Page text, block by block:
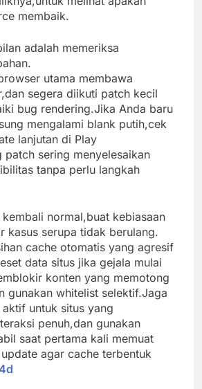
membaik.
adalah memeriksa
utama membawa
segera diikuti patch kecil
bug rendering.Jika Anda baru
mengalami blank putih,cek
lanjutan di Play
patch sering menyelesaikan
tanpa perlu langkah
kembali normal,buat kebiasaan
kasus serupa tidak berulang.
cache otomatis yang agresif
data situs jika gejala mulai
konten yang memotong
gunakan whitelist selektif.Jaga
untuk situs yang
penuh,dan gunakan
saat pertama kali memuat
agar cache terbentuk